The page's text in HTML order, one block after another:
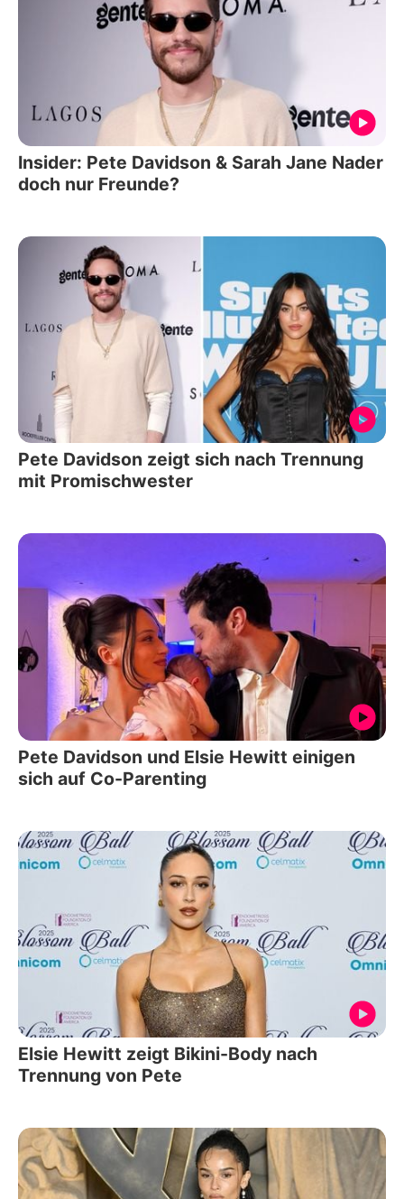
Insider: Pete Davidson & Sarah Jane Nader
doch nur Freunde?
Pete Davidson zeigt sich nach Trennung
mit Promischwester
Pete Davidson und Elsie Hewitt einigen
sich auf Co-Parenting
Elsie Hewitt zeigt Bikini-Body nach
Trennung von Pete